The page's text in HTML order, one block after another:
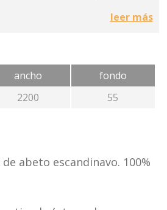
GOLD. Es la certificación
que utilizamos en nuestros
Cuando un producto
ya que cumple límites estrictos
a la creación de
desarrolló evaluando la
los niños y presenta los criterios
más rigurosos hasta hoy
emisión. Lo que contribuye al
leer más
ancho
2200
fondo
55
abeto escandinavo. 100%